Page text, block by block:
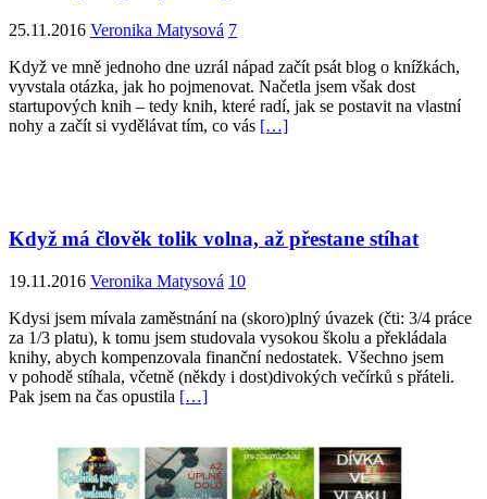
25.11.2016 Veronika Matysová 7
Když ve mně jednoho dne uzrál nápad začít psát blog o knížkách,
vyvstala otázka, jak ho pojmenovat. Načetla jsem však dost
startupových knih – tedy knih, které radí, jak se postavit na vlastní
nohy a začít si vydělávat tím, co vás […]
Když má člověk tolik volna, až přestane stíhat
19.11.2016 Veronika Matysová 10
Kdysi jsem mívala zaměstnání na (skoro)plný úvazek (čti: 3/4 práce
za 1/3 platu), k tomu jsem studovala vysokou školu a překládala
knihy, abych kompenzovala finanční nedostatek. Všechno jsem
v pohodě stíhala, včetně (někdy i dost)divokých večírků s přáteli.
Pak jsem na čas opustila […]